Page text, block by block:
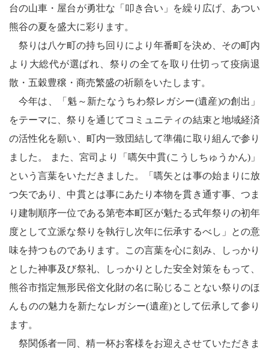
台の山車・屋台が勇壮な「叩き合い」を繰り広げ、あつい
熊谷の夏を盛大に彩ります。
祭りは八ケ町の持ち回りにより年番町を決め、その町内
より大総代が選ばれ、祭りの全てを取り仕切って疫病退
散・五穀豊穣・商売繁盛の祈願をいたします。
今年は、「魁～新たなうちわ祭レガシー(遺産)の創出」
をテーマに、祭りを通じてコミュニティの結束と地域経済
の活性化を願い、町内一致団結して準備に取り組んで参り
ました。 また、宮司より「嚆矢中貫(こうしちゅうかん)」
という言葉をいただきました。「嚆矢とは事の始まりに放
つ矢であり、中貫とは事にあたり本物を貫き通す事、つま
り建制順序一位である第壱本町区が魁たる式年祭りの初年
度として立派な祭りを執行し次年に伝承するべし」との意
味を持つものであります。この言葉を心に刻み、しっかり
とした神事及び祭礼、しっかりとした安全対策をもって、
熊谷市指定無形民俗文化財の名に恥じることない祭りのほ
んものの魅力を新たなレガシー(遺産)として伝承して参り
ます。
祭関係者一同、精一杯お客様をお迎えさせていただきま